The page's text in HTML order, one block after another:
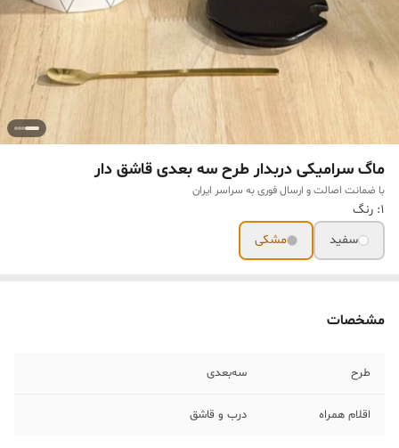
ماگ سرامیکی دربدار طرح سه بعدی قاشق دار
با ضمانت اصالت و ارسال فوری به سراسر ایران
1: رنگ
سفید
مشکی
مشخصات
طرح سه‌بعدی
اقلام همراه درب و قاشق